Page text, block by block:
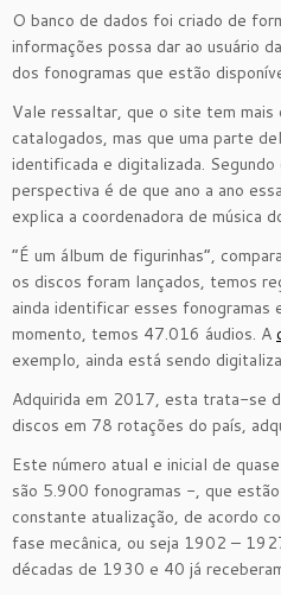
O banco de dados foi criado de
informações possa dar ao usuário
dos fonogramas que estão
Vale ressaltar, que o site tem mais
catalogados, mas que uma parte
identificada e digitalizada.
perspectiva é de que ano a ano
explica a coordenadora de música
“É um álbum de figurinhas”,
os discos foram lançados, temos
ainda identificar esses
momento, temos 47.016 áudios. A
exemplo, ainda está sendo
Adquirida em 2017, esta trata-se
discos em 78 rotações do país,
Este número atual e inicial de
são 5.900 fonogramas -, que
constante atualização, de acordo
fase mecânica, ou seja 1902 –
décadas de 1930 e 40 já